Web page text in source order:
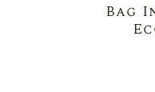
Bag